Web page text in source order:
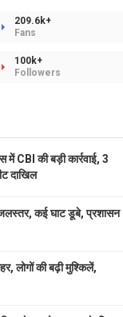
209.6k+
Fans
100k+
Followers
CBI की बड़ी कार्रवाई, 3
दाखिल
जलस्तर, कई घाट डूबे, प्रशासन
लोगों की बढ़ी मुश्किलें,